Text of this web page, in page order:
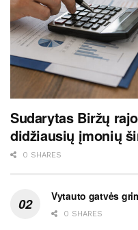
Sudarytas Biržų
didžiausių įmonių
0 SHARES
Vytauto gatvės
0 SHARES